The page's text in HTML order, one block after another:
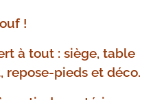
!
à tout : siège, table
repose-pieds et déco.